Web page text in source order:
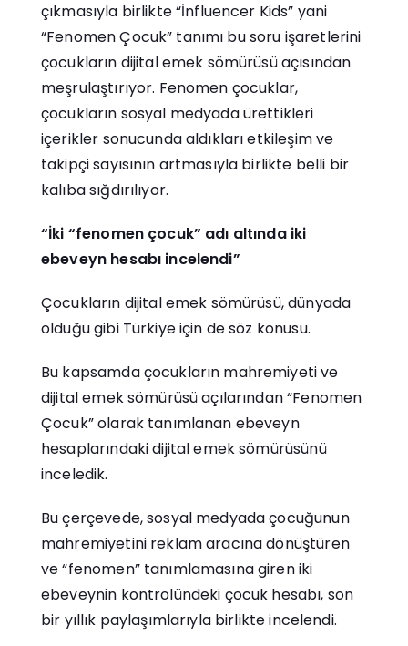
çıkmasıyla birlikte “İnfluencer Kids” yani
“Fenomen Çocuk” tanımı bu soru işaretlerini
çocukların dijital emek sömürüsü açısından
meşrulaştırıyor. Fenomen çocuklar,
çocukların sosyal medyada ürettikleri
içerikler sonucunda aldıkları etkileşim ve
takipçi sayısının artmasıyla birlikte belli bir
kalıba sığdırılıyor.
“İki “fenomen çocuk” adı altında iki
ebeveyn hesabı incelendi”
Çocukların dijital emek sömürüsü, dünyada
olduğu gibi Türkiye için de söz konusu.
Bu kapsamda çocukların mahremiyeti ve
dijital emek sömürüsü açılarından “Fenomen
Çocuk” olarak tanımlanan ebeveyn
hesaplarındaki dijital emek sömürüsünü
inceledik.
Bu çerçevede, sosyal medyada çocuğunun
mahremiyetini reklam aracına dönüştüren
ve “fenomen” tanımlamasına giren iki
ebeveynin kontrolündeki çocuk hesabı, son
bir yıllık paylaşımlarıyla birlikte incelendi.